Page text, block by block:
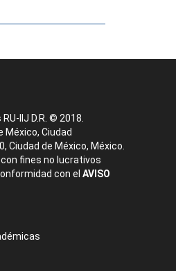
IIJ D.R. © 2018.
México, Ciudad
Ciudad de México, México.
fines no lucrativos
con el AVISO